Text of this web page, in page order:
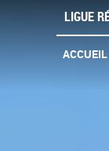
LIGUE
ACCUEIL